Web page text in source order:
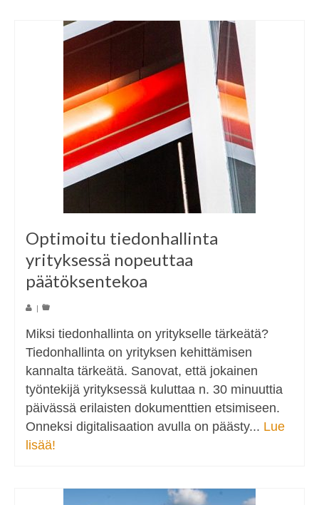
Optimoitu tiedonhallinta
yrityksessä nopeuttaa
päätöksentekoa
|
Miksi tiedonhallinta on yritykselle tärkeätä?
Tiedonhallinta on yrityksen kehittämisen
kannalta tärkeätä. Sanovat, että jokainen
työntekijä yrityksessä kuluttaa n. 30 minuuttia
päivässä erilaisten dokumenttien etsimiseen.
Onneksi digitalisaation avulla on päästy... Lue
lisää!